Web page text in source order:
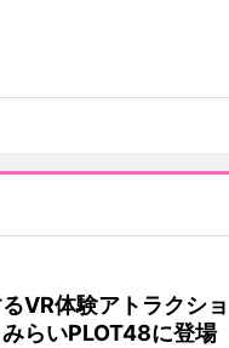
VR体験アトラクショ
らいPLOT48に登場